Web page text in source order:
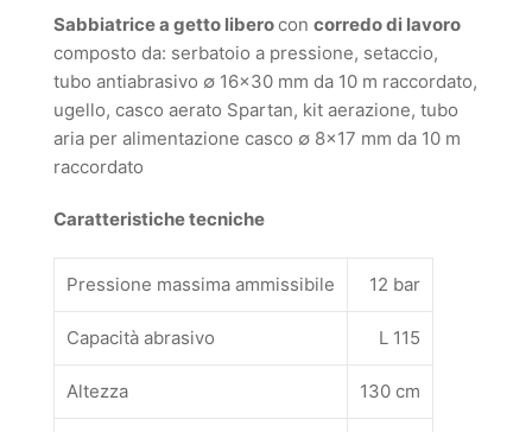
Sabbiatrice a getto liberocon corredo di lavoro
composto da: serbatoio a pressione, setaccio,
tubo antiabrasivo ∅ 16×30 mm da 10 m raccordato,
ugello, casco aerato Spartan, kit aerazione, tubo
aria per alimentazione casco ∅ 8×17 mm da 10 m
raccordato
Caratteristiche tecniche
Pressione massima ammissibile 12 bar
Capacità abrasivo L 115
Altezza 130 cm